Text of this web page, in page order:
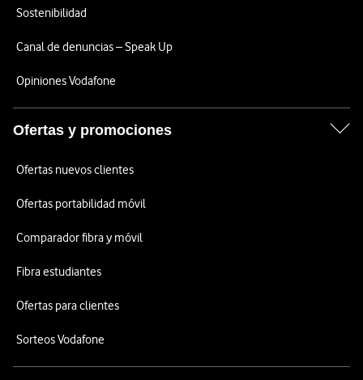
Sostenibilidad
Canal de denuncias – Speak Up
Opiniones Vodafone
Ofertas y promociones
Ofertas nuevos clientes
Ofertas portabilidad móvil
Comparador fibra y móvil
Fibra estudiantes
Ofertas para clientes
Sorteos Vodafone